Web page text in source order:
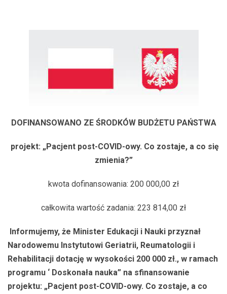
DOFINANSOWANO ZE ŚRODKÓW BUDŻETU PAŃSTWA
projekt: „Pacjent post-COVID-owy. Co zostaje, a co się
zmienia?”
kwota dofinansowania: 200 000,00 zł
całkowita wartość zadania: 223 814,00 zł
Informujemy, że Minister Edukacji i Nauki przyznał
Narodowemu Instytutowi Geriatrii, Reumatologii i
Rehabilitacji dotację w wysokości 200 000 zł., w ramach
programu ‘ Doskonała nauka” na sfinansowanie
projektu: „Pacjent post-COVID-owy. Co zostaje, a co